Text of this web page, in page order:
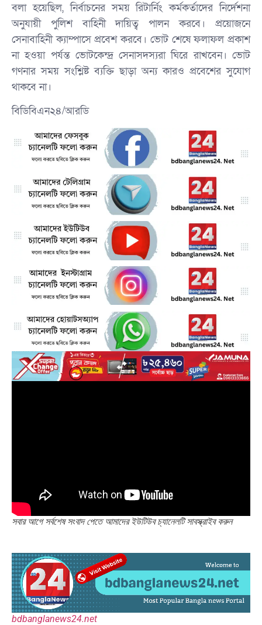
বলা হয়েছিল, নির্বাচনের সময় রিটার্নিং কর্মকর্তাদের নির্দেশনা
অনুযায়ী পুলিশ বাহিনী দায়িত্ব পালন করবে। প্রয়োজনে
সেনাবাহিনী ক্যাম্পাসে প্রবেশ করবে। ভোট শেষে ফলাফল প্রকাশ
না হওয়া পর্যন্ত ভোটকেন্দ্র সেনাসদস্যরা ঘিরে রাখবেন। ভোট
গণনার সময় সংশ্লিষ্ট ব্যক্তি ছাড়া অন্য কারও প্রবেশের সুযোগ
থাকবে না।
বিডিবিএন২৪/আরডি
সবার আগে সর্বশেষ সংবাদ পেতে আমাদের ইউটিউব চ্যানেলটি সাবস্ক্রাইব করুন
bdbanglanews24.net